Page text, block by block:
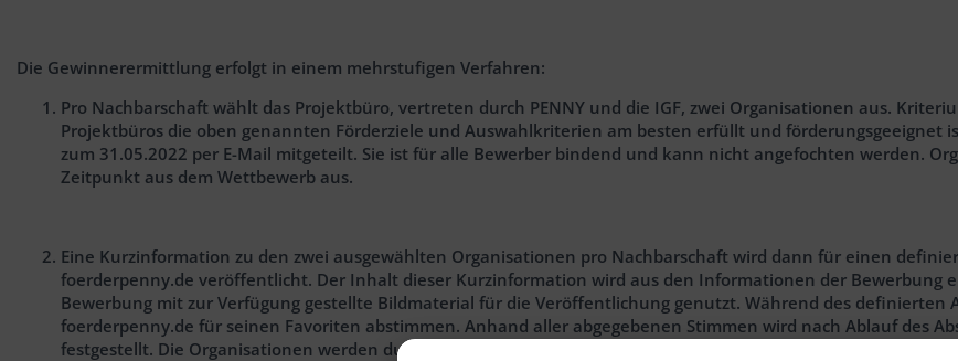
Die Gewinnerermittlung erfolgt in einem mehrstufigen Verfahren:
Pro Nachbarschaft wählt das Projektbüro, vertreten durch PENNY und die IGF, zwei Organisationen aus.
Projektbüros die oben genannten Förderziele und Auswahlkriterien am besten erfüllt und förderungsgeeignet
zum 31.05.2022 per E-Mail mitgeteilt. Sie ist für alle Bewerber bindend und kann nicht angefochten werden.
Zeitpunkt aus dem Wettbewerb aus.
Eine Kurzinformation zu den zwei ausgewählten Organisationen pro Nachbarschaft wird dann für einen
foerderpenny.de veröffentlicht. Der Inhalt dieser Kurzinformation wird aus den Informationen der Bewerbung
Bewerbung mit zur Verfügung gestellte Bildmaterial für die Veröffentlichung genutzt. Während des
foerderpenny.de für seinen Favoriten abstimmen. Anhand aller abgegebenen Stimmen wird nach Ablauf des
festgestellt. Die Organisationen werden durch die IGF über das Ergebnis per E-Mail informiert. Abhängig von